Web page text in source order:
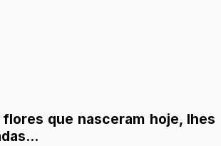
que nasceram hoje, lhes